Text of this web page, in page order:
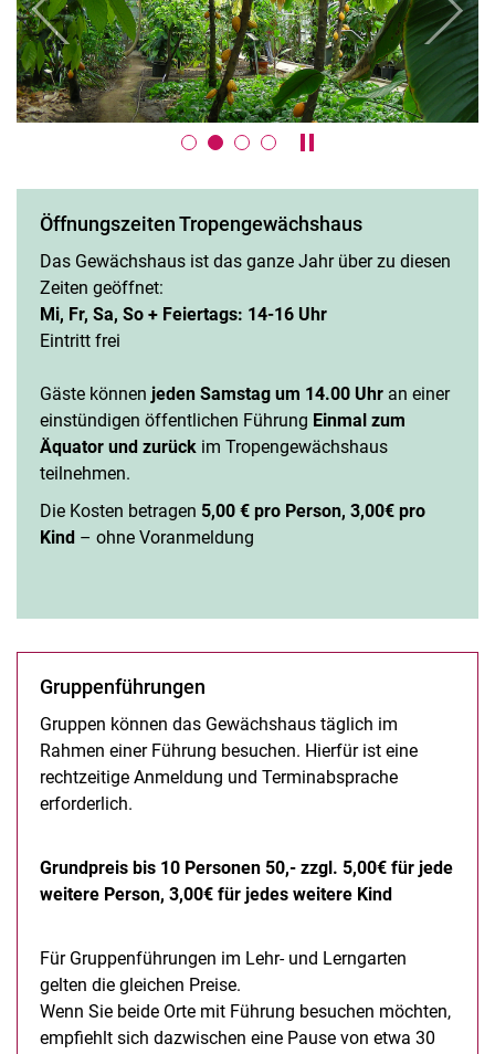
Karussell anhalten /
zurück weiter
Öffnungszeiten Tropengewächshaus
Das Gewächshaus ist das ganze Jahr über zu diesen
Zeiten geöffnet:
Mi, Fr, Sa, So + Feiertags: 14-16 Uhr
Eintritt frei
Gäste können jeden Samstag um 14.00 Uhr an einer
einstündigen öffentlichen Führung Einmal zum
Äquator und zurück im Tropengewächshaus
teilnehmen.
Die Kosten betragen 5,00 € pro Person, 3,00€ pro
Kind – ohne Voranmeldung
Gruppenführungen
Gruppen können das Gewächshaus täglich im
Rahmen einer Führung besuchen. Hierfür ist eine
rechtzeitige Anmeldung und Terminabsprache
erforderlich.
Grundpreis bis 10 Personen 50,- zzgl. 5,00€ für jede
weitere Person, 3,00€ für jedes weitere Kind
Für Gruppenführungen im Lehr- und Lerngarten
gelten die gleichen Preise.
Wenn Sie beide Orte mit Führung besuchen möchten,
empfiehlt sich dazwischen eine Pause von etwa 30